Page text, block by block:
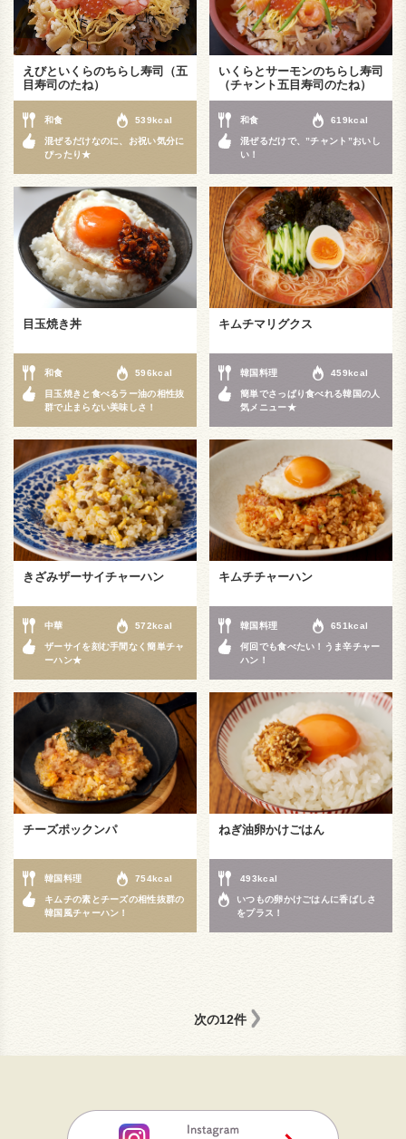
えびといくらのちらし寿司（五
目寿司のたね）
和食 539kcal
混ぜるだけなのに、お祝い気分に
ぴったり★
いくらとサーモンのちらし寿司
（チャント五目寿司のたね）
和食 619kcal
混ぜるだけで、”チャント”おいし
い！
目玉焼き丼
和食 596kcal
目玉焼きと食べるラー油の相性抜
群で止まらない美味しさ！
キムチマリグクス
韓国料理 459kcal
簡単でさっぱり食べれる韓国の人
気メニュー★
きざみザーサイチャーハン
中華 572kcal
ザーサイを刻む手間なく簡単チャ
ーハン★
キムチチャーハン
韓国料理 651kcal
何回でも食べたい！うま辛チャー
ハン！
チーズポックンパ
韓国料理 754kcal
キムチの素とチーズの相性抜群の
韓国風チャーハン！
ねぎ油卵かけごはん
493kcal
いつもの卵かけごはんに香ばしさ
をプラス！
次の12件